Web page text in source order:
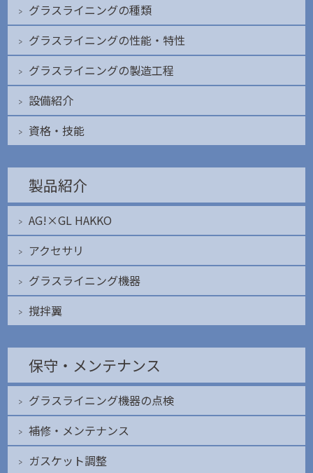
グラスライニングの種類
グラスライニングの性能・特性
グラスライニングの製造工程
設備紹介
資格・技能
製品紹介
AG!×GL HAKKO
アクセサリ
グラスライニング機器
撹拌翼
保守・メンテナンス
グラスライニング機器の点検
補修・メンテナンス
ガスケット調整